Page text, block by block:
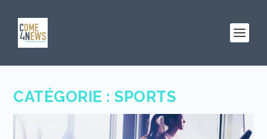
CATÉGORIE :SPORTS